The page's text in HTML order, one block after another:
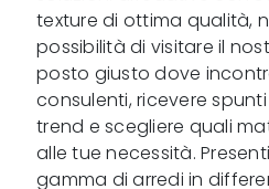
texture di ottima qualità,
possibilità di visitare il
posto giusto dove
consulenti, ricevere
trend e scegliere quali
alle tue necessità.
gamma di arredi in